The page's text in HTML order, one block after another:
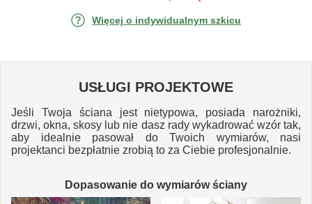
Więcej o indywidualnym szkicu
USŁUGI PROJEKTOWE
Jeśli Twoja ściana jest nietypowa, posiada narożniki,
drzwi, okna, skosy lub nie dasz rady wykadrować wzór tak,
aby idealnie pasował do Twoich wymiarów, nasi
projektanci bezpłatnie zrobią to za Ciebie profesjonalnie.
Dopasowanie do wymiarów ściany